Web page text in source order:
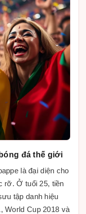
đá thế giới
là đại diện cho
rỡ. Ở tuổi 25, tiền
tập danh hiệu
World Cup 2018 và